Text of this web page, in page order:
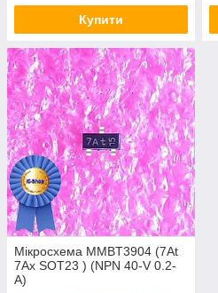
Купити
Мікросхема MMBT3904 (7At
7Ax SOT23 ) (NPN 40-V 0.2-
A)